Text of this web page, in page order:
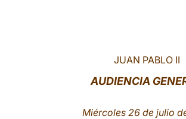
JUAN PABLO II
AUDIENCIA
Miércoles 26 de julio